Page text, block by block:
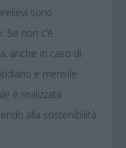
sono
non c’è
anche in caso di
e mensile
è realizzata
alla sostenibilità